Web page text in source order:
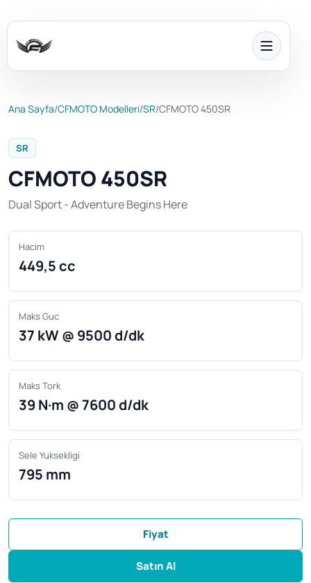
Ana Sayfa/CFMOTO Modelleri/SR/CFMOTO 450SR
SR
CFMOTO 450SR
Dual Sport - Adventure Begins Here
Hacim
449,5 cc
Maks Guc
37 kW @ 9500 d/dk
Maks Tork
39 N·m @ 7600 d/dk
Sele Yuksekligi
795 mm
Fiyat
Satın Al